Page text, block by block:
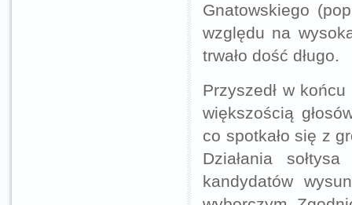
Gnatowskiego
względu na
trwało dość długo.
Przyszedł w
większością
co spotkało się z
Działania
kandydatów